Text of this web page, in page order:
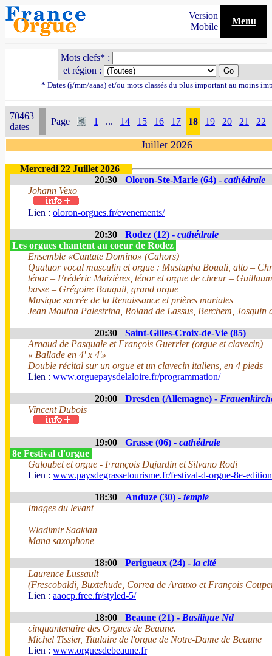
Version
Mobile
Menu
Mots clefs* :
et région :
* Dates (j/mm/aaaa) et/ou mots classés du plus important au moins
70463
dates
Page 1 ... 14 15 16 17 18 19 20 21 22
Juillet 2026
Mercredi 22 Juillet 2026
20:30
Oloron-Ste-Marie (64) - cathédrale
Johann Vexo
Lien : oloron-orgues.fr/evenements/
20:30 Rodez (12) - cathédrale
Les orgues chantent au coeur de Rodez
Ensemble «Cantate Domino» (Cahors)
Quatuor vocal masculin et orgue : Mustapha Bouali, alto –
ténor – Frédéric Maizières, ténor et orgue de chœur –
basse – Grégoire Bauguil, grand orgue
Musique sacrée de la Renaissance et prières mariales
Jean Mouton Palestrina, Roland de Lassus, Berchem, Josquin
20:30
Saint-Gilles-Croix-de-Vie (85)
Arnaud de Pasquale et François Guerrier (orgue et clavecin)
« Ballade en 4' x 4'»
Double récital sur un orgue et un clavecin italiens, en 4 pieds
Lien : www.orguepaysdelaloire.fr/programmation/
20:00 Dresden (Allemagne) -
Vincent Dubois
19:00 Grasse (06) - cathédrale
8e Festival d'orgue
Galoubet et orgue - François Dujardin et Silvano Rodi
Lien : www.paysdegrassetourisme.fr/festival-d-orgue-8e-
18:30 Anduze (30) - temple
Images du levant
Wladimir Saakian
Mana saxophone
18:00 Perigueux (24) - la cité
Laurence Lussault
(Frescobaldi, Buxtehude, Correa de Arauxo et François
Lien : aaocp.free.fr/styled-5/
18:00 Beaune (21) - Basilique Nd
cinquantenaire des Orgues de Beaune.
Michel Tissier, Titulaire de l'orgue de Notre-Dame de Beaune
Lien : www.orguesdebeaune.fr